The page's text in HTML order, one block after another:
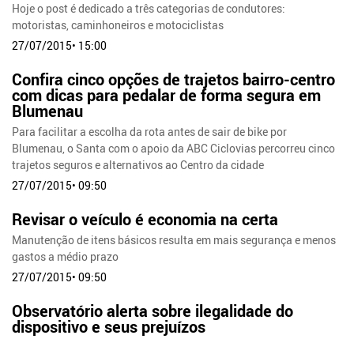
Hoje o post é dedicado a três categorias de condutores:
motoristas, caminhoneiros e motociclistas
27/07/2015• 15:00
Confira cinco opções de trajetos bairro-centro
com dicas para pedalar de forma segura em
Blumenau
Para facilitar a escolha da rota antes de sair de bike por
Blumenau, o Santa com o apoio da ABC Ciclovias percorreu cinco
trajetos seguros e alternativos ao Centro da cidade
27/07/2015• 09:50
Revisar o veículo é economia na certa
Manutenção de itens básicos resulta em mais segurança e menos
gastos a médio prazo
27/07/2015• 09:50
Observatório alerta sobre ilegalidade do
dispositivo e seus prejuízos